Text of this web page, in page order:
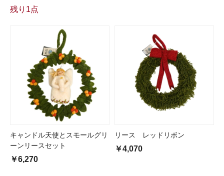
残り1点
キャンドル天使とスモールグリ
ーンリースセット
￥6,270
リース レッドリボン
￥4,070